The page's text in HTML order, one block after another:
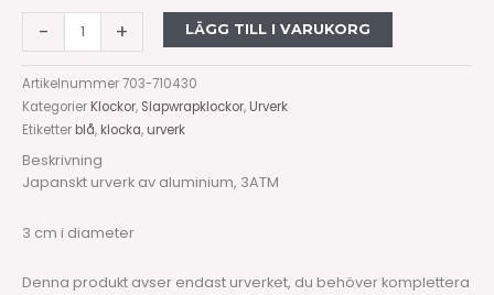
- + LÄGG TILL I VARUKORG
Artikelnummer703-710430
Kategorier Klockor, Slapwrapklockor, Urverk
Etiketter blå, klocka, urverk
Beskrivning
Japanskt urverk av aluminium, 3ATM
3 cm i diameter
Denna produkt avser endast urverket, du behöver komplettera